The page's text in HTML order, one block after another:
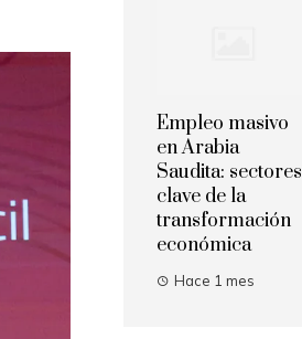
Empleo masivo
en Arabia
Saudita: sectores
clave de la
transformación
económica
Hace 1 mes